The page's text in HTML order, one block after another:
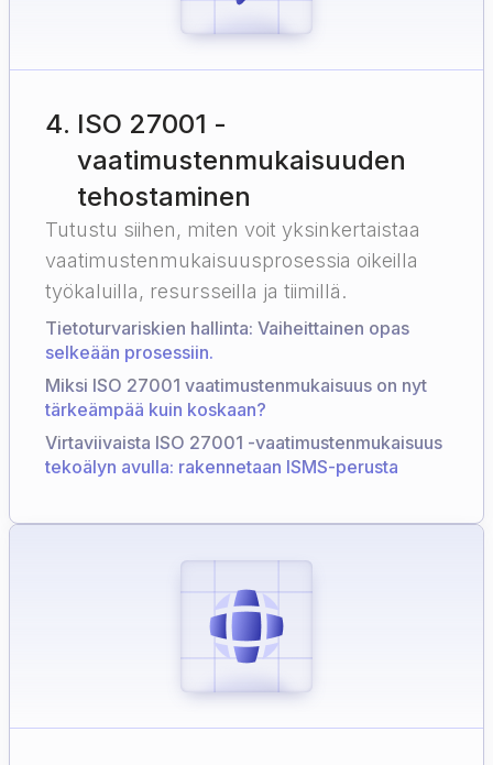
4. ISO 27001 -
vaatimustenmukaisuuden
tehostaminen
Tutustu siihen, miten voit yksinkertaistaa
vaatimustenmukaisuusprosessia oikeilla
työkaluilla, resursseilla ja tiimillä.
Tietoturvariskien hallinta: Vaiheittainen opas
selkeään prosessiin.
Miksi ISO 27001 vaatimustenmukaisuus on nyt
tärkeämpää kuin koskaan?
Virtaviivaista ISO 27001 -vaatimustenmukaisuus
tekoälyn avulla: rakennetaan ISMS-perusta